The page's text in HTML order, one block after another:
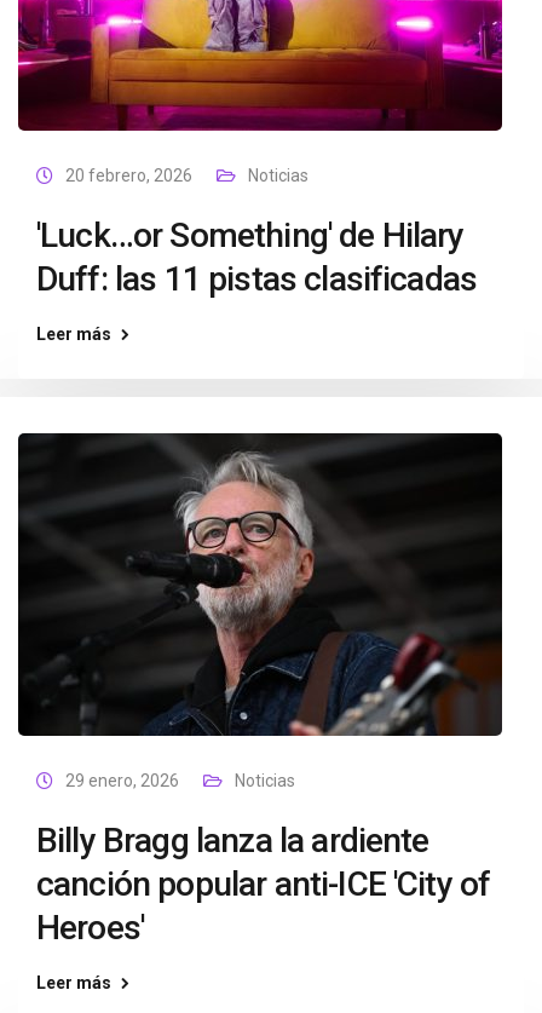
20 febrero, 2026 Noticias
'Luck…or Something' de Hilary
Duff: las 11 pistas clasificadas
Leer más
29 enero, 2026 Noticias
Billy Bragg lanza la ardiente
canción popular anti-ICE 'City of
Heroes'
Leer más